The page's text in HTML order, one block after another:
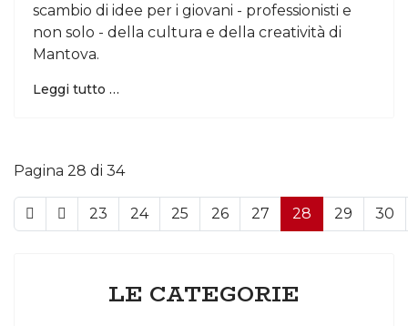
scambio di idee per i giovani - professionisti e
non solo - della cultura e della creatività di
Mantova.
Leggi tutto …
Pagina 28 di 34
23 24 25 26 27 28 29 30
LE CATEGORIE